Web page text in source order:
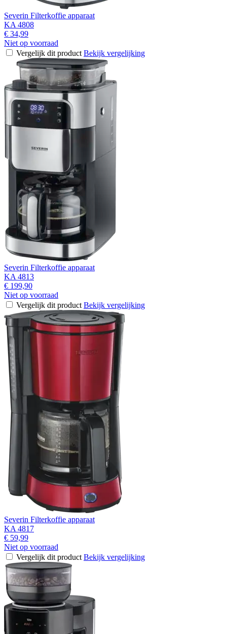
Severin Filterkoffie apparaat
KA 4808
€ 34,99
Niet op voorraad
Vergelijk dit product Bekijk vergelijking
Severin Filterkoffie apparaat
KA 4813
€ 199,90
Niet op voorraad
Vergelijk dit product Bekijk vergelijking
Severin Filterkoffie apparaat
KA 4817
€ 59,99
Niet op voorraad
Vergelijk dit product Bekijk vergelijking